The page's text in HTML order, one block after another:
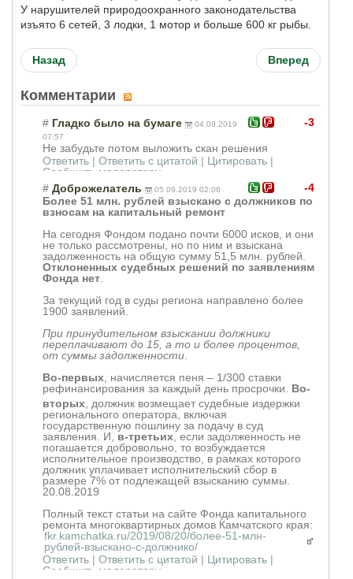
У нарушителей природоохранного законодательства
изъято 6 сетей, 3 лодки, 1 мотор и больше 600 кг рыбы.
Назад Вперед
Комментарии
-3
# Гладко было на бумаге
04.09.2019
07:57
Не забудьте потом выложить скан решения
Ответить | Ответить с цитатой | Цитировать |
Сообщить модератору
-4
# Доброжелатель 05.09.2019 02:06
Более 51 млн. рублей взыскано с должников по
взносам на капитальный ремонт
На сегодня Фондом подано почти 6000 исков, и они
не только рассмотрены, но по ним и взыскана
задолженность на общую сумму 51,5 млн. рублей.
Отклоненных судебных решений по заявлениям
Фонда нет.
За текущий год в суды региона направлено более
1900 заявлений.
При принудительном взыскании должники
переплачивают до 15, а то и более процентов,
от суммы задолженности.
Во-первых, начисляется пеня – 1/300 ставки
рефинансирования за каждый день просрочки. Во-
вторых, должник возмещает судебные издержки
регионального оператора, включая
государственную пошлину за подачу в суд
заявления. И, в-третьих, если задолженность не
погашается добровольно, то возбуждается
исполнительное производство, в рамках которого
должник уплачивает исполнительский сбор в
размере 7% от подлежащей взысканию суммы.
20.08.2019
Полный текст статьи на сайте Фонда капитального
ремонта многоквартирных домов Камчатского края:
fkr.kamchatka.ru/2019/08/20/более-51-млн-
рублей-взыскано-с-должнико/
Ответить | Ответить с цитатой | Цитировать |
Сообщить модератору